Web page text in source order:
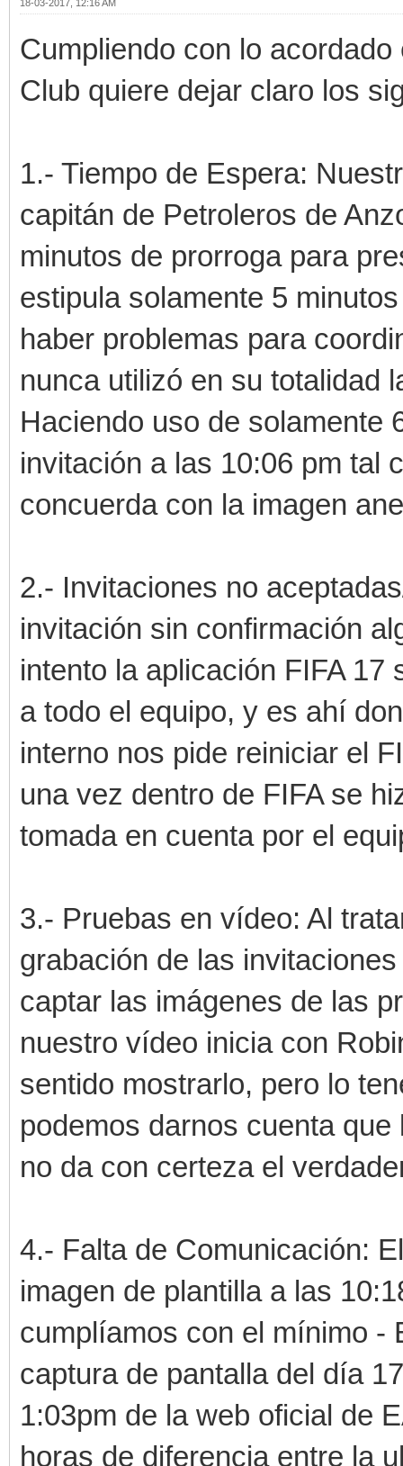
18-03-2017, 12:16 AM
Cumpliendo con lo
Club quiere dejar claro los
1.- Tiempo de Espera:
capitán de Petroleros de
minutos de prorroga para
estipula solamente 5
haber problemas para
nunca utilizó en su totalidad
Haciendo uso de solamente
invitación a las 10:06 pm tal
concuerda con la imagen
2.- Invitaciones no
invitación sin confirmación
intento la aplicación FIFA
a todo el equipo, y es ahí
interno nos pide reiniciar el
una vez dentro de FIFA se
tomada en cuenta por el
3.- Pruebas en vídeo: Al
grabación de las
captar las imágenes de las
nuestro vídeo inicia con
sentido mostrarlo, pero lo
podemos darnos cuenta
no da con certeza el
4.- Falta de Comunicación:
imagen de plantilla a las
cumplíamos con el mínimo -
captura de pantalla del día
1:03pm de la web oficial de
horas de diferencia entre la